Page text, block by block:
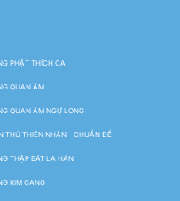
PHẬT THÍCH CA
QUAN ÂM
QUAN ÂM NGỰ LONG
THỦ THIÊN NHÃN – CHUẨN ĐỀ
THẬP BÁT LA HÁN
KIM CANG